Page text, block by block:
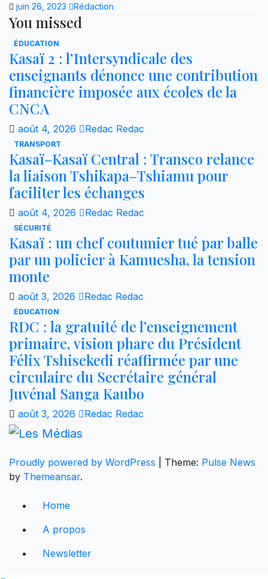
juin 26, 2023 Rédaction
You missed
ÉDUCATION
Kasaï 2 : l’Intersyndicale des
enseignants dénonce une contribution
financière imposée aux écoles de la
CNCA
août 4, 2026 Redac Redac
TRANSPORT
Kasaï–Kasaï Central : Transco relance
la liaison Tshikapa–Tshiamu pour
faciliter les échanges
août 4, 2026 Redac Redac
SÉCURITÉ
Kasaï : un chef coutumier tué par balle
par un policier à Kamuesha, la tension
monte
août 3, 2026 Redac Redac
ÉDUCATION
RDC : la gratuité de l’enseignement
primaire, vision phare du Président
Félix Tshisekedi réaffirmée par une
circulaire du Secrétaire général
Juvénal Sanga Kaubo
août 3, 2026 Redac Redac
Proudly powered by WordPress Theme: Pulse News
by Themeansar.
Home
A propos
Newsletter